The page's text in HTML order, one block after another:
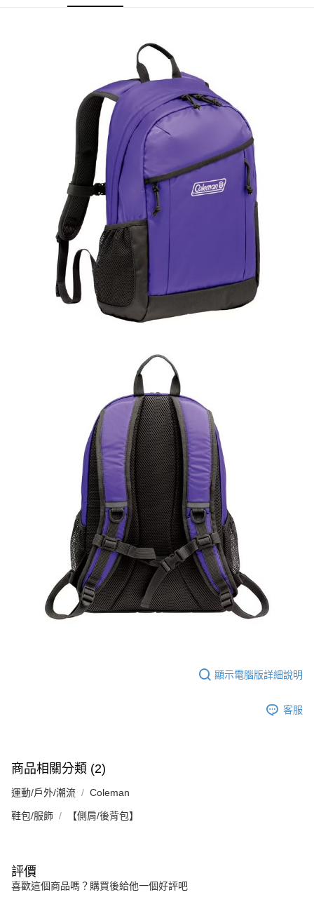
資料（包含姓名、電話或地址）提供予台灣大哥大進項蒐集、處理及利用，
由本公司與您本人進行分期帳單所需資料之確認、核對及更正。
3.完整用戶服務條款，請詳閱以下連結：https://oppay.tw/userRule
※ 請注意：結帳手續完成當下不需立刻繳費，但若您需要取消訂單，請聯絡
※ 交易是否成功請以「AFTEE先享後付 」之結帳頁面顯示為準，若有關於
是否繳費成功／繳費後需取消欲退款等相關疑問，請聯繫「AFTEE先享後付
https://netprotections.freshdesk.com/support/home
１．透過由恩沛科技股份有限公司提供之「AFTEE先享後付」服務完成之交
易，需依本服務之必要範圍內提供個人資料，並將交易相關給付款項請求債
權轉讓予恩沛科技股份有限公司。
２．關於個人資料處理事宜，請瀏覽以下網址：
https://aftee.tw/terms/#terms3
３．未成年的使用者請事先徵得法定代理人或監護人之同意方可使用
「AFTEE先享後付」，若未經同意申辦者引起之損失，本公司不負相關責
４．使用「AFTEE先享後付」時，將依據個別帳號之用戶狀況，依本公司即
時審查核予不同之上限額度；若仍有額度不足之情形，本公司將視審查結果
請求用戶進行身份認證。
５．嚴禁一人註冊多個帳號或使用他人資訊註冊。若發現惡意使用之情形，
恩沛科技股份有限公司將有權停止該用戶之使用額度並採取法律行動。
京站台北店客服中心(1F星巴克旁) 即日起不提供京站紙袋，取件時
請自備購物袋，若需購買紙袋可現場詢問
顯示電腦版詳細說明
客服
商品相關分類 (2)
運動/戶外/潮流 Coleman
鞋包/服飾 【側肩/後背包】
評價
喜歡這個商品嗎？購買後給他一個好評吧